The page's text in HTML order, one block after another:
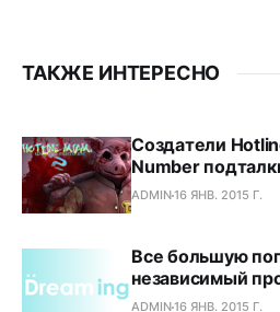
ТАКЖЕ ИНТЕРЕСНО
Создатели
Number
ADMIN16 ЯНВ. 2015 Г.
Все большую
независимый
ADMIN16 ЯНВ. 2015 Г.